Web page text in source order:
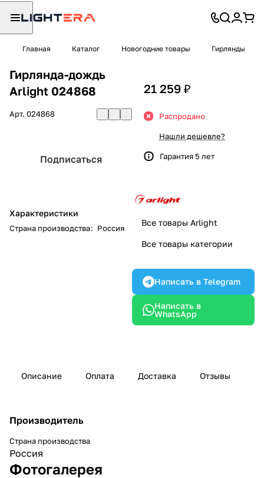
Главная Каталог Новогодние товары Гирлянды
Гирлянда-дождь
Arlight 024868
Арт. 024868
Подписаться
Характеристики
Страна производства: Россия
21 259 ₽
Распродано
Нашли дешевле?
Гарантия 5 лет
Все товары Arlight
Все товары категории
Написать в Telegram
Написать в
WhatsApp
Описание Оплата Доставка Отзывы
Производитель
Страна производства
Россия
Фотогалерея